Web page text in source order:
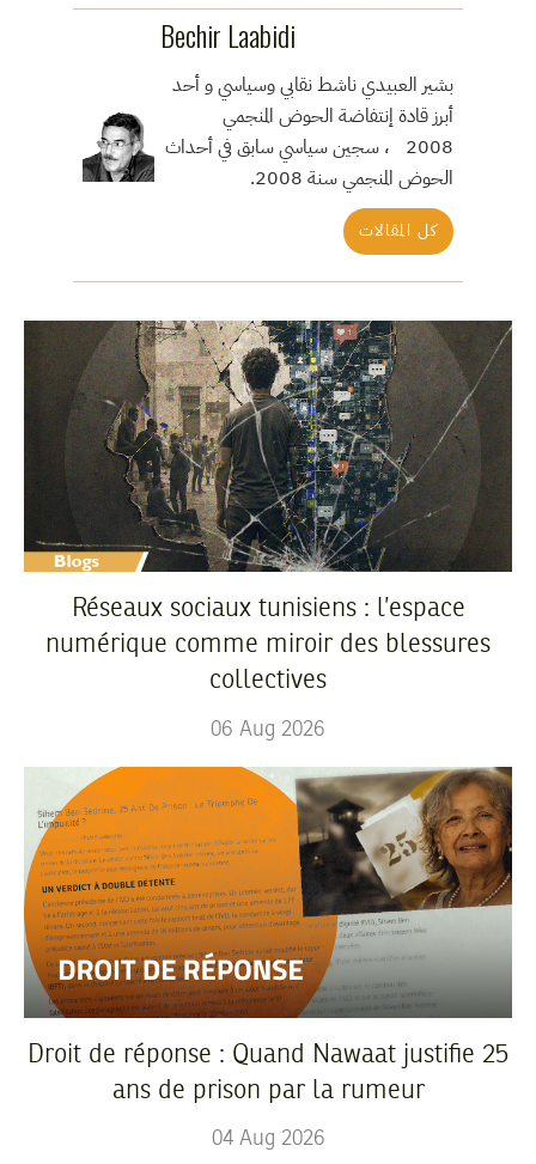
Bechir Laabidi
بشير العبيدي ناشط نقابي وسياسي و أحد
أبرز قادة إنتفاضة الحوض المنجمي
2008 ، سجين سياسي سابق في أحداث
الحوض المنجمي سنة 2008.
كل المقالات
Réseaux sociaux tunisiens : l’espace
numérique comme miroir des blessures
collectives
06 Aug 2026
Droit de réponse : Quand Nawaat justifie 25
ans de prison par la rumeur
04 Aug 2026